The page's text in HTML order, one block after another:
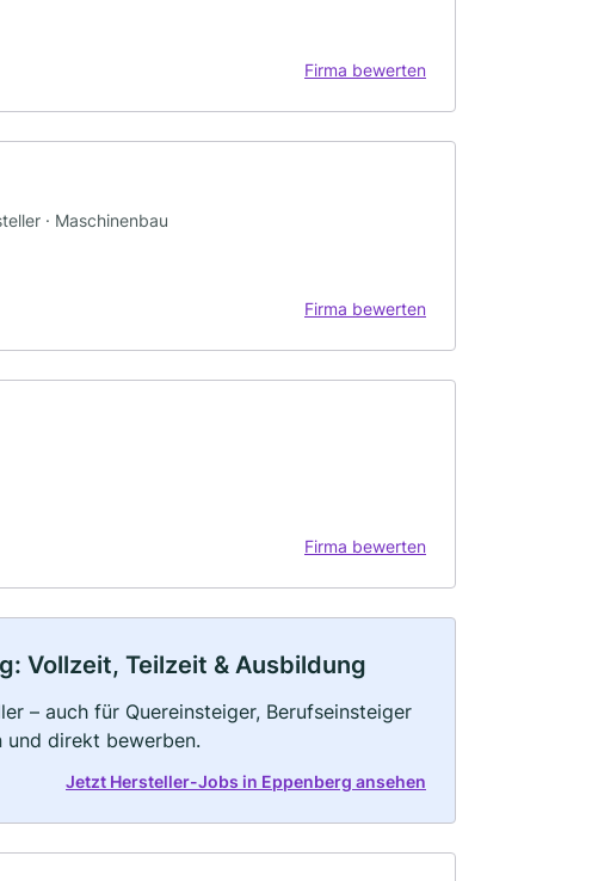
Firma bewerten
· Maschinenbau
Firma bewerten
Firma bewerten
Vollzeit, Teilzeit & Ausbildung
– auch für Quereinsteiger, Berufseinsteiger
direkt bewerben.
Jetzt Hersteller-Jobs in Eppenberg ansehen